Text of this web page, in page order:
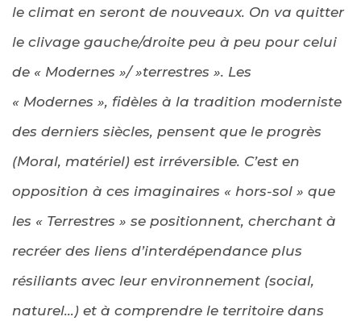
le climat en seront de nouveaux. On va quitter
le clivage gauche/droite peu à peu pour celui
de « Modernes »/ »terrestres ». Les
« Modernes », fidèles à la tradition moderniste
des derniers siècles, pensent que le progrès
(Moral, matériel) est irréversible. C’est en
opposition à ces imaginaires « hors-sol » que
les « Terrestres » se positionnent, cherchant à
recréer des liens d’interdépendance plus
résiliants avec leur environnement (social,
naturel…) et à comprendre le territoire dans